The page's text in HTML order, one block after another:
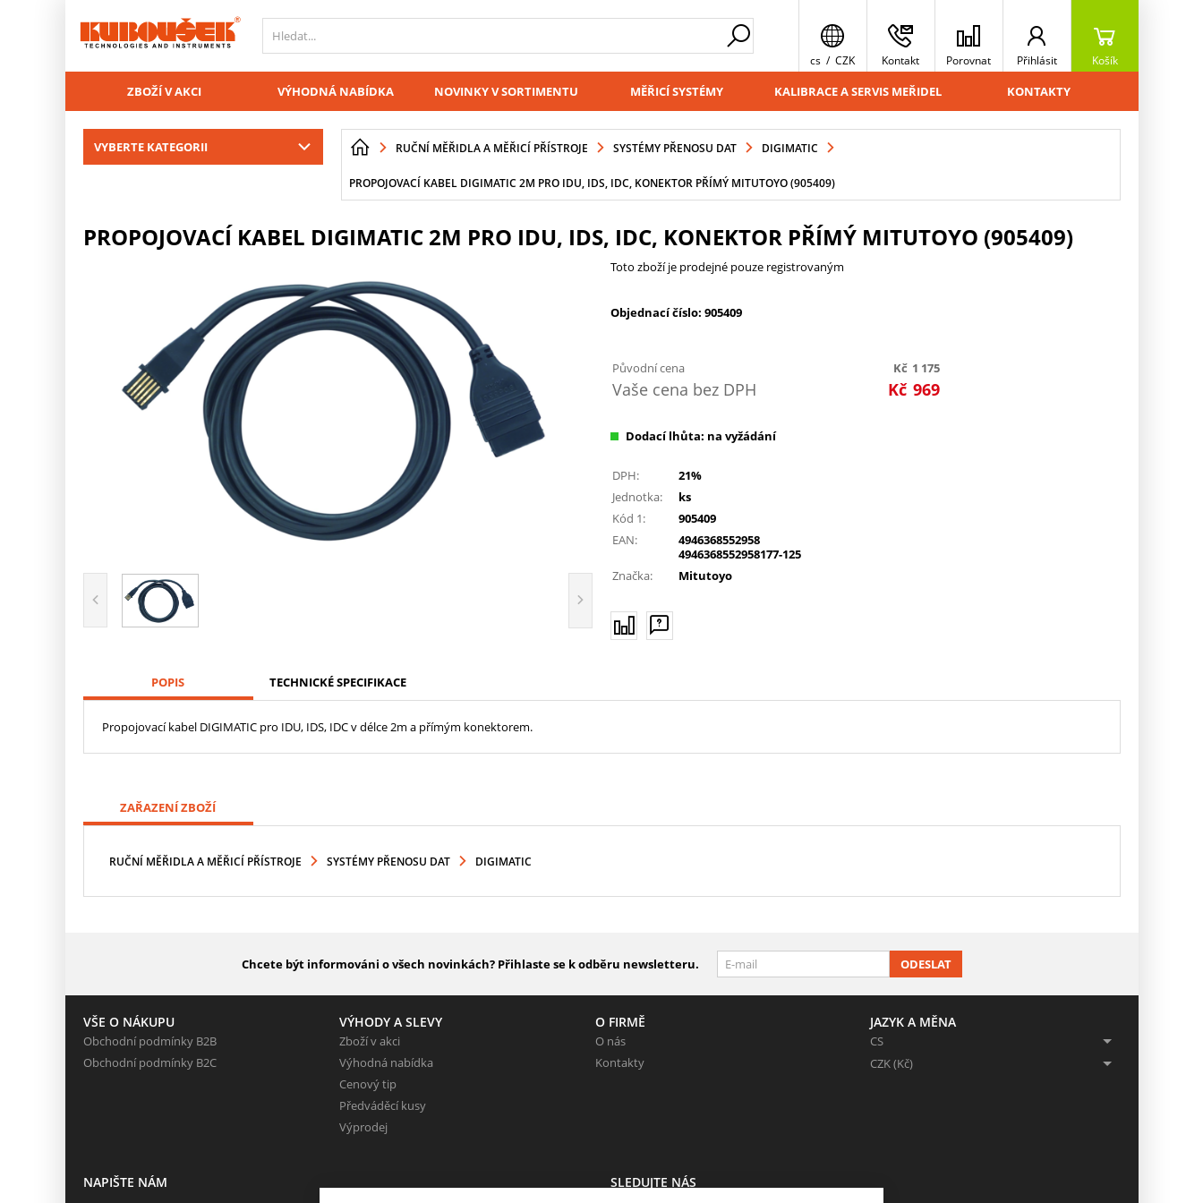
cs / CZK Kontakt Porovnat Přihlásit Košík
ZBOŽÍ V AKCI VÝHODNÁ NABÍDKA NOVINKY V SORTIMENTU MĚŘICÍ SYSTÉMY KALIBRACE A SERVIS MEŘIDEL KONTAKTY
VYBERTE KATEGORII RUČNÍ MĚŘIDLA A MĚŘICÍ PŘÍSTROJE SYSTÉMY PŘENOSU DAT DIGIMATIC
PROPOJOVACÍ KABEL DIGIMATIC 2M PRO IDU, IDS, IDC, KONEKTOR PŘÍMÝ MITUTOYO (905409)
PROPOJOVACÍ KABEL DIGIMATIC 2M PRO IDU, IDS, IDC, KONEKTOR PŘÍMÝ MITUTOYO (905409)
Toto zboží je prodejné pouze registrovaným
Objednací číslo: 905409
Původní cena 1 175
Kč
Vaše cena bez DPH 969
Kč
Dodací lhůta: na vyžádání
DPH:
21%
Jednotka:
ks
Kód 1:
905409
EAN:
4946368552958
4946368552958177-125
Značka:
Mitutoyo
POPIS TECHNICKÉ SPECIFIKACE
Propojovací kabel DIGIMATIC pro IDU, IDS, IDC v délce 2m a přímým konektorem.
ZAŘAZENÍ ZBOŽÍ
RUČNÍ MĚŘIDLA A MĚŘICÍ PŘÍSTROJE SYSTÉMY PŘENOSU DAT DIGIMATIC
Chcete být informováni o všech novinkách? Přihlaste se k odběru newsletteru. ODESLAT
VŠE O NÁKUPU
Obchodní podmínky B2B
Obchodní podmínky B2C
VÝHODY A SLEVY
Zboží v akci
Výhodná nabídka
Cenový tip
Předváděcí kusy
Výprodej
O FIRMĚ
O nás
Kontakty
JAZYK A MĚNA
CS
CZK (Kč)
NAPIŠTE NÁM SLEDUJTE NÁS